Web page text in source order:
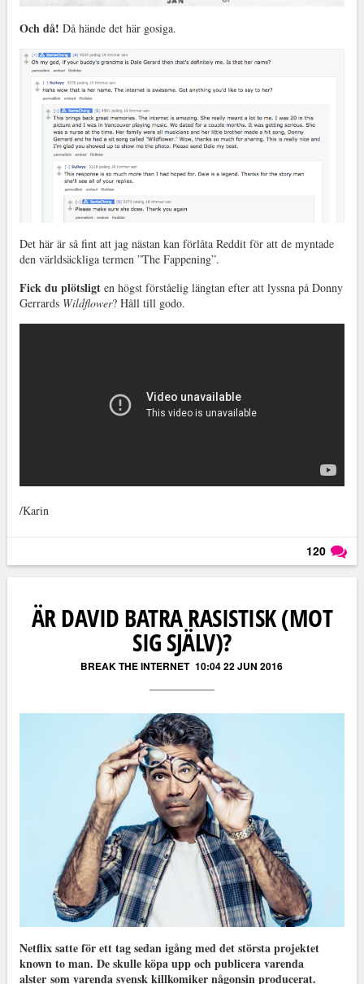
Och då! Då hände det här gosiga.
Det här är så fint att jag nästan kan förlåta Reddit för att de myntade
den världsäckliga termen ”The Fappening”.
Fick du plötsligten högst förståelig längtan efter att lyssna på Donny
Gerrards Wildflower? Håll till godo.
/Karin
120
ÄR DAVID BATRA RASISTISK (MOT
SIG SJÄLV)?
BREAK THE INTERNET 10:04 22 JUN 2016
Netflix satte för ett tag sedan igång med det största projektet
known to man. De skulle köpa upp och publicera varenda
alster som varenda svensk killkomiker någonsin producerat.